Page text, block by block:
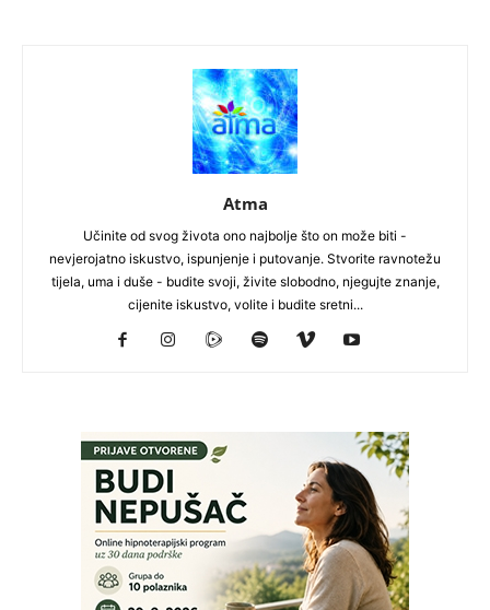
Atma
Učinite od svog života ono najbolje što on može biti -
nevjerojatno iskustvo, ispunjenje i putovanje. Stvorite ravnotežu
tijela, uma i duše - budite svoji, živite slobodno, njegujte znanje,
cijenite iskustvo, volite i budite sretni...